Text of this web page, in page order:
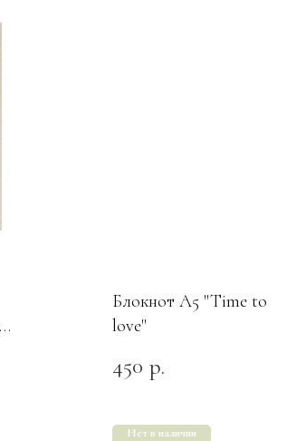
Блокнот А5 "Time to
love"
450 р.
Нет в наличии